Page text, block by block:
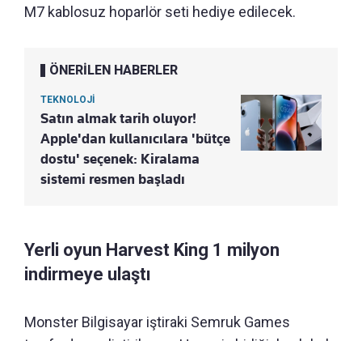
M7 kablosuz hoparlör seti hediye edilecek.
ÖNERİLEN HABERLER
TEKNOLOJİ
Satın almak tarih oluyor!
Apple'dan kullanıcılara 'bütçe
dostu' seçenek: Kiralama
sistemi resmen başladı
Yerli oyun Harvest King 1 milyon
indirmeye ulaştı
Monster Bilgisayar iştiraki Semruk Games